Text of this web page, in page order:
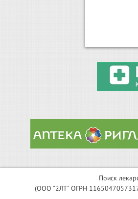
Поиск
(ООО "2ЛТ" ОГРН 1165047057317